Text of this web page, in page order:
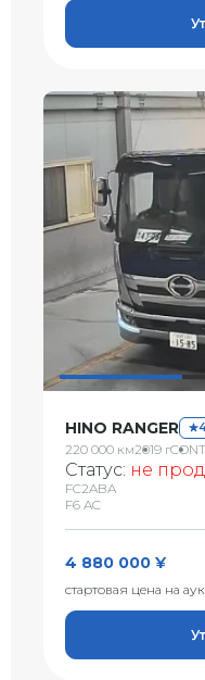
HINO RANGER 4
220 000 км2019 г
Статус: не
FC2ABA
F6 AC
4 880 000 ¥
стартовая цена на